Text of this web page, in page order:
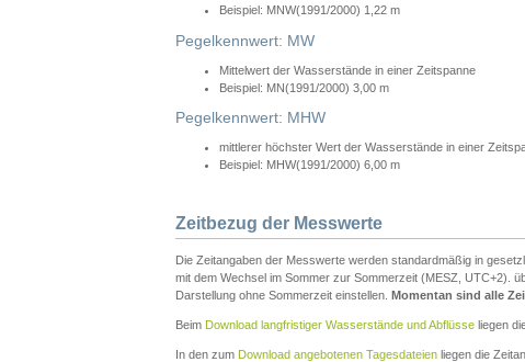
Beispiel: MNW(1991/2000) 1,22 m
Pegelkennwert: MW
Mittelwert der Wasserstände in einer Zeitspanne
Beispiel: MN(1991/2000) 3,00 m
Pegelkennwert: MHW
mittlerer höchster Wert der Wasserstände in einer
Beispiel: MHW(1991/2000) 6,00 m
Zeitbezug der Messwerte
Die Zeitangaben der Messwerte werden standardmäßig in
mit dem Wechsel im Sommer zur Sommerzeit (MESZ, UTC+2).
Darstellung ohne Sommerzeit einstellen. Momentan sind alle
Beim Download langfristiger Wasserstände und Abflüsse liegen
In den zum Download angebotenen Tagesdateien liegen die